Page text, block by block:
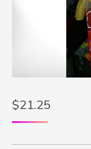
$21.25